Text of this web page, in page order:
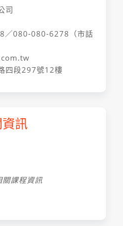
司
／080-080-6278（市話
四段297號12樓
訊
關課程資訊